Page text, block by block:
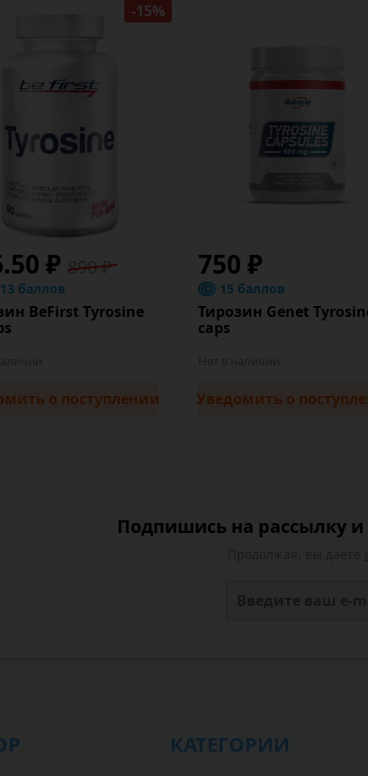
-15%
₽ 890 ₽
баллов
BeFirst Tyrosine
о поступлении
750 ₽
15 баллов
Тирозин Genet
caps
Уведомить о
Подпишись на рассылку и
КАТЕГОРИИ